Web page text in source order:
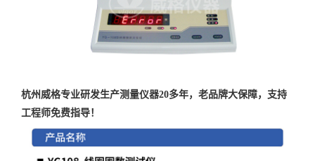
杭州威格专业研发生产测量仪器20多年，老品牌大保障，支持
工程师免费指导！